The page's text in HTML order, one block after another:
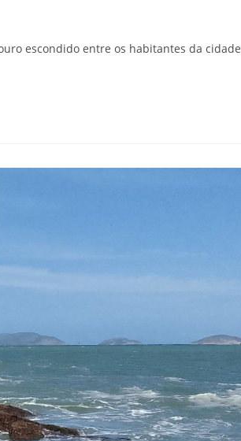
escondido entre os habitantes da cidade